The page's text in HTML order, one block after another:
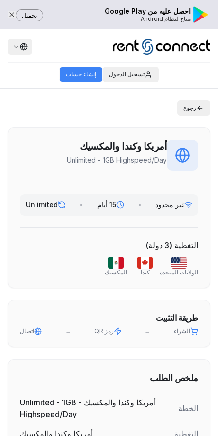
احصل عليه من Google Play
متاح لنظام Android تحميل
تسجيل الدخول إنشاء حساب
رجوع
أمريكا وكندا والمكسيك
Unlimited - 1GB Highspeed/Day
غير محدود • 15 أيام •
Unlimited
التغطية (
3 دولة)
الولايات المتحدة كندا المكسيك
طريقة التثبيت
الشراء → رمز QR → اتصال
ملخص الطلب
الخطة
أمريكا وكندا والمكسيك - Unlimited - 1GB
Highspeed/Day
التغطية
أمريكا وكندا والمكسيك